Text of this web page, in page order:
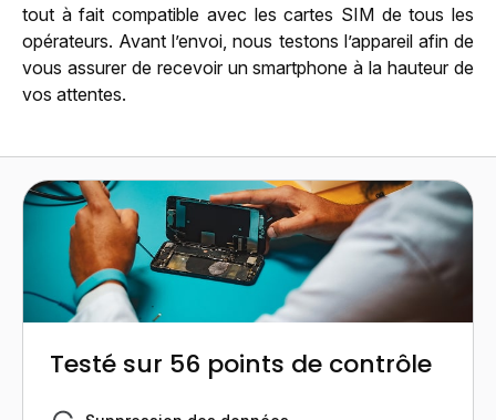
tout à fait compatible avec les cartes SIM de tous les
opérateurs. Avant l’envoi, nous testons l’appareil afin de
vous assurer de recevoir un smartphone à la hauteur de
vos attentes.
Testé sur 56 points de contrôle